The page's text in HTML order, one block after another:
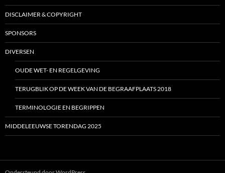
DISCLAIMER & COPYRIGHT
SPONSORS
DIVERSEN
OUDE WET- EN REGELGEVING
TERUGBLIK OP DE WEEK VAN DE BEGRAAFPLAATS 2018
TERMINOLOGIE EN BEGRIPPEN
MIDDELEEUWSE TORENDAG 2025